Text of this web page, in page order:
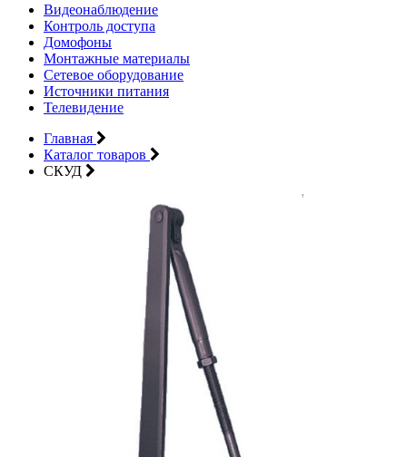
Видеонаблюдение
Контроль доступа
Домофоны
Монтажные материалы
Сетевое оборудование
Источники питания
Телевидение
Главная
Каталог товаров
СКУД